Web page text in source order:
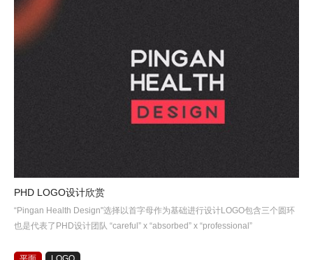
PHD LOGO设计欣赏
“Pingan Health Design"选择以首字母作为基础进行设计LOGO包含三个圆环
也是代表了PHD设计团队 “careful” x “absorbed” x “professional”